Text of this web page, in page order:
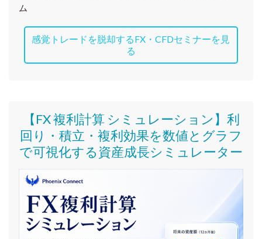
ム
感覚トレードを脱却するFX・CFDセミナーを見
る
【FX 複利計算 シミュレーション】利
回り・積立・複利効果を数値とグラフ
で可視化する資産成長シミュレーター